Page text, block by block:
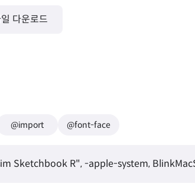
다운로드
@import @font-face
Sketchbook R", -apple-system,